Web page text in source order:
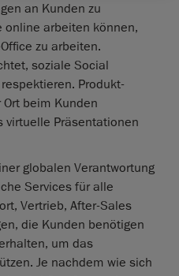
an Kunden zu
online arbeiten können,
zu arbeiten.
soziale Social
Produkt-
beim Kunden
virtuelle Präsentationen
globalen Verantwortung
Services für alle
Vertrieb, After-Sales
die Kunden benötigen
um das
Je nachdem wie sich